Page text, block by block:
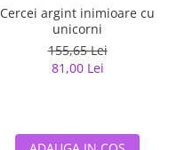
Cercei argint inimioare cu
unicorni
155,65 Lei
81,00 Lei